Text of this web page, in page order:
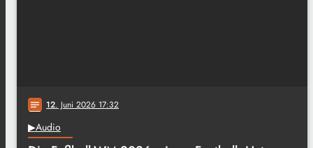
notes 12. Juni 2026 17:32
▶Audio